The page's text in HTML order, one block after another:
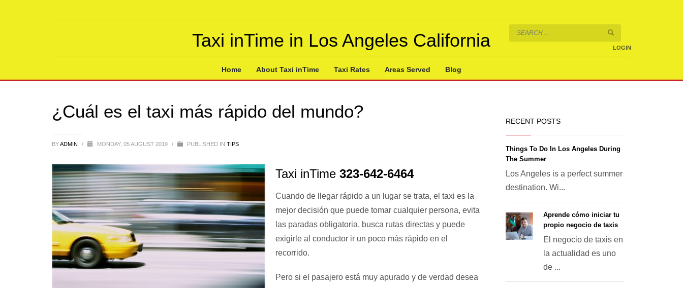
Taxi inTime in Los Angeles California LOGIN
Home About Taxi inTime Taxi Rates Areas Served Blog
¿Cuál es el taxi más rápido del mundo?
BYADMIN / MONDAY, 05 AUGUST 2019 / PUBLISHED IN TIPS
Taxi inTime 323-642-6464
Cuando de llegar rápido a un lugar se trata, el taxi es la
mejor decisión que puede tomar cualquier persona, evita
las paradas obligatoria, busca rutas directas y puede
exigirle al conductor ir un poco más rápido en el
recorrido.
Pero si el pasajero está muy apurado y de verdad desea
RECENT POSTS
Things To Do In Los Angeles During
The Summer
Los Angeles is a perfect summer
destination. Wi...
Aprende cómo iniciar tu
propio negocio de taxis
El negocio de taxis en
la actualidad es uno
de ...